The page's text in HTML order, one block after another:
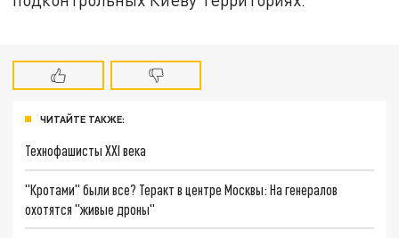
ЧИТАЙТЕ ТАКЖЕ:
Технофашисты XXI века
"Кротами" были все? Теракт в центре Москвы: На генералов
охотятся "живые дроны"